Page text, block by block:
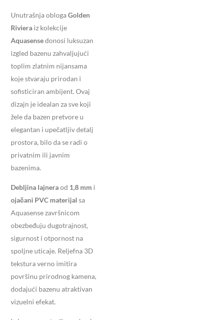
Unutrašnja oblogaGolden
Riviera iz kolekcije
Aquasensedonosi luksuzan
izgled bazenu zahvaljujući
toplim zlatnim nijansama
koje stvaraju prirodan i
sofisticiran ambijent. Ovaj
dizajn je idealan za sve koji
žele da bazen pretvore u
elegantan i upečatljiv detalj
prostora, bilo da se radi o
privatnim ili javnim
bazenima.
Debljina lajneraod 1,8 mm i
ojačani PVC materijal sa
Aquasense završnicom
obezbeđuju dugotrajnost,
sigurnost i otpornost na
spoljne uticaje. Reljefna 3D
tekstura verno imitira
površinu prirodnog kamena,
dodajući bazenu atraktivan
vizuelni efekat.